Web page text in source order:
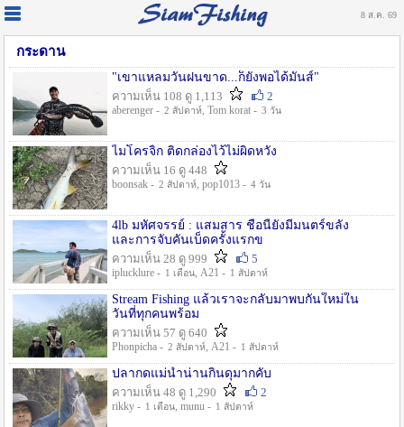
8 ส.ค. 69
กระดาน
"เขาแหลมวันฝนขาด...ก็ยังพอได้มันส์"
ความเห็น 108 ดู 1,113
2
aberenger - 2 สัปดาห์, Tom korat - 3 วัน
ไมโครจิ้ก ติดกล่องไว้ไม่ผิดหวัง
ความเห็น 16 ดู 448
boonsak - 2 สัปดาห์, pop1013 - 4 วัน
4lb มหัศจรรย์ : แสมสาร ชื่อนี้ยังมีมนตร์ขลัง
และการจับคันเบ็ดครั้งแรกข
ความเห็น 28 ดู 999
5
iplucklure - 1 เดือน, A21 - 1 สัปดาห์
Stream Fishing แล้วเราจะกลับมาพบกันใหม่ใน
วันที่ทุกคนพร้อม
ความเห็น 57 ดู 640
Phonpicha - 2 สัปดาห์, A21 - 1 สัปดาห์
ปลากดแม่น้ำน่านกินดุมากคับ
ความเห็น 48 ดู 1,290
2
rikky - 1 เดือน, munu - 1 สัปดาห์